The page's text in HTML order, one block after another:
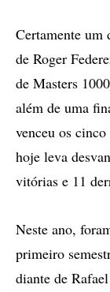
Certamente
de Roger
de Masters
além de uma
venceu os
hoje leva
vitórias e 11
Neste ano,
primeiro
diante de